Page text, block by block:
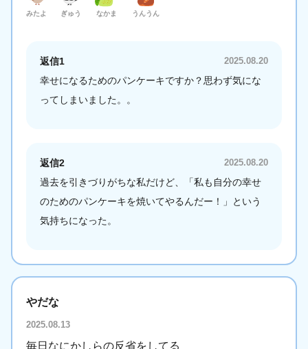
みたよ ぎゅう なかま うんうん
返信1 2025.08.20
幸せになるためのパンケーキですか？思わず気にな
ってしまいました。。
返信2 2025.08.20
過去を引きづりがちな私だけど、「私も自分の幸せ
のためのパンケーキを焼いてやるんだー！」という
気持ちになった。
やだな
2025.08.13
毎日なにかしらの反省をしてる